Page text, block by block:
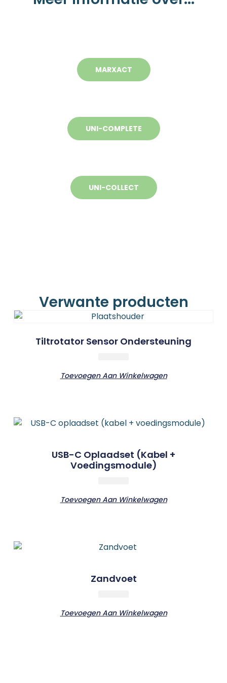
MARXACT
UNI-COMPLETE
UNI-COLLECT
Verwante producten
Tiltrotator Sensor Ondersteuning
Toevoegen Aan Winkelwagen
USB-C Oplaadset (kabel +
Voedingsmodule)
Toevoegen Aan Winkelwagen
Zandvoet
Toevoegen Aan Winkelwagen